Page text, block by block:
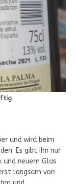
und wird beim
Es gibt ihn nur
und neuem Glas
langsam von